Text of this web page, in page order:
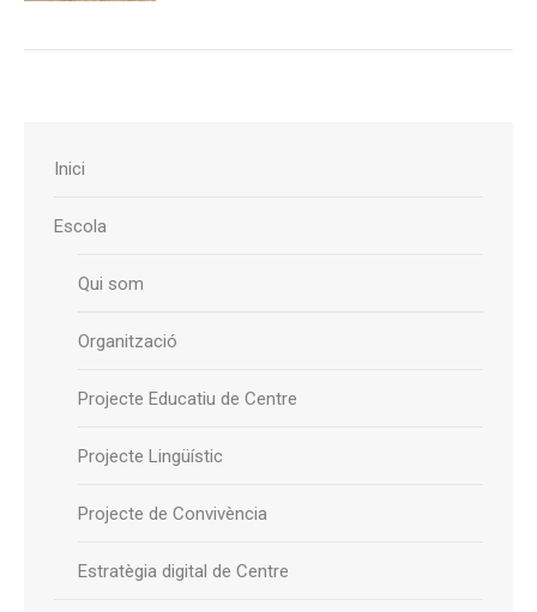
Inici
Escola
Qui som
Organització
Projecte Educatiu de Centre
Projecte Lingüístic
Projecte de Convivència
Estratègia digital de Centre